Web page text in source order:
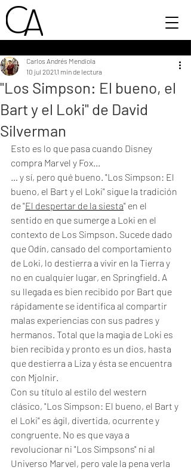
"Los Simpson: El bueno, el
Bart y el Loki" de David
Silverman
Carlos Andrés Mendiola
10 jul 2021 1 min de lectura
Esto es lo que pasa cuando Disney
compra Marvel y Fox...
… y sí, pero qué bueno. "Los Simpson: El
bueno, el Bart y el Loki" sigue la tradición
de "El despertar de la siesta" en el
sentido en que sumerge a Loki en el
contexto de Los Simpson. Sucede dado
que Odín, cansado del comportamiento
de Loki, lo destierra a vivir en la Tierra y
no en cualquier lugar, en Springfield. A
su llegada es bien recibido por Bart que
rápidamente se identifica al compartir
malas experiencias con sus padres y
hermanos. Total que la magia de Loki es
bien recibida y pronto es un dios, hasta
que destierra a Liza y ésta se encuentra
con Mjolnir.
Con su título al estilo del western
clásico, "Los Simpson: El bueno, el Bart y
el Loki" es ágil, divertida, ocurrente y
congruente. No es que vaya a
revolucionar ni "Los Simpsons" ni al
Universo Marvel, pero vale la pena verla